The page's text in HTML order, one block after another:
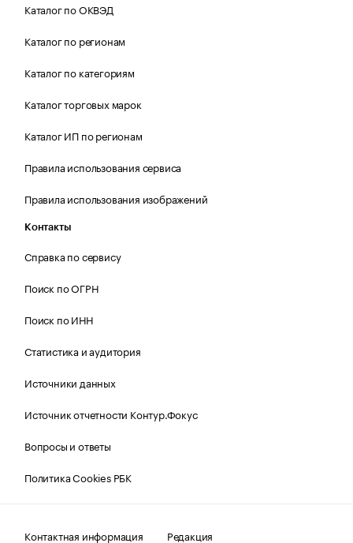
Каталог по ОКВЭД
Каталог по регионам
Каталог по категориям
Каталог торговых марок
Каталог ИП по регионам
Правила использования сервиса
Правила использования изображений
Контакты
Справка по сервису
Поиск по ОГРН
Поиск по ИНН
Статистика и аудитория
Источники данных
Источник отчетности Контур.Фокус
Вопросы и ответы
Политика Cookies РБК
Контактная информация Редакция